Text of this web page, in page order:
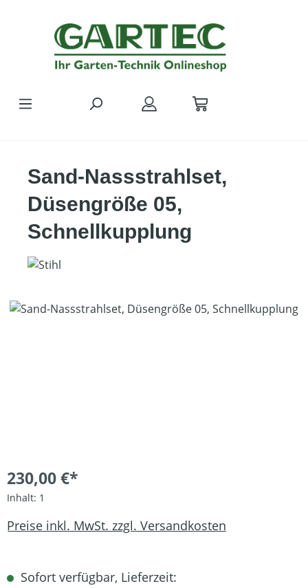
Sand-Nassstrahlset,
Düsengröße 05,
Schnellkupplung
Bildergalerie überspringen
230,00 €*
Inhalt: 1
Preise inkl. MwSt. zzgl. Versandkosten
Sofort verfügbar, Lieferzeit: